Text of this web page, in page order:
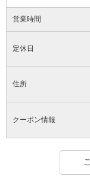
営業時間
定休日
住所
クーポン情報